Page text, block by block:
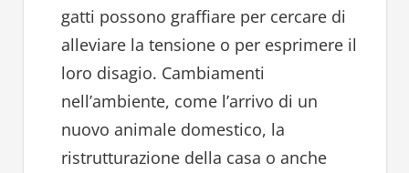
gatti possono graffiare per cercare di
alleviare la tensione o per esprimere il
loro disagio. Cambiamenti
nell’ambiente, come l’arrivo di un
nuovo animale domestico, la
ristrutturazione della casa o anche